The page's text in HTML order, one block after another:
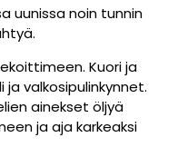
uunissa noin tunnin
Kuori ja
valkosipulinkynnet.
ainekset öljyä
ja aja karkeaksi